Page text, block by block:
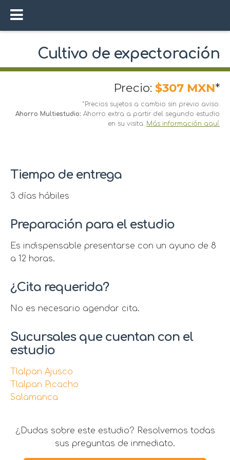
Cultivo de expectoración
Precio: $307 MXN*
*Precios sujetos a cambio sin previo aviso.
Ahorro Multiestudio: Ahorro extra a partir del segundo estudio
en su visita. Más información aquí.
Tiempo de entrega
3 días hábiles
Preparación para el estudio
Es indispensable presentarse con un ayuno de 8
a 12 horas.
¿Cita requerida?
No es necesario agendar cita.
Sucursales que cuentan con el
estudio
Tlalpan Ajusco
Tlalpan Picacho
Salamanca
¿Dudas sobre este estudio? Resolvemos todas
sus preguntas de inmediato.